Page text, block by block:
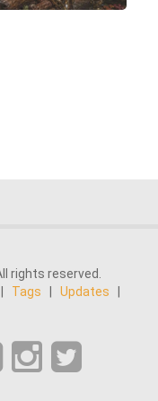
rights reserved.
Tags Updates